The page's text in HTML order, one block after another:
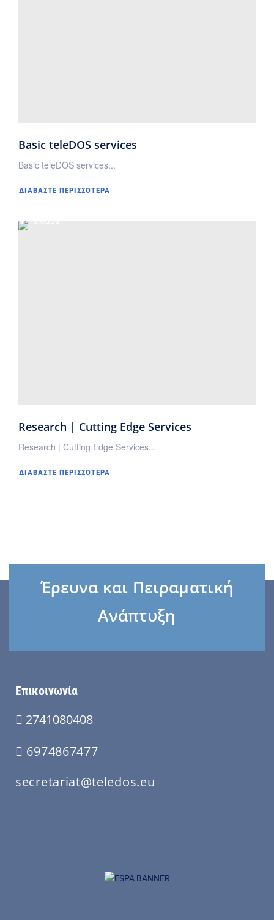
Basic teleDOS services
Basic teleDOS services...
ΔΙΑΒΆΣΤΕ ΠΕΡΙΣΣΌΤΕΡΑ
Research | Cutting Edge Services
Research | Cutting Edge Services...
ΔΙΑΒΆΣΤΕ ΠΕΡΙΣΣΌΤΕΡΑ
Έρευνα και Πειραματική
Ανάπτυξη
Επικοινωνία
2741080408
6974867477
secretariat@teledos.eu